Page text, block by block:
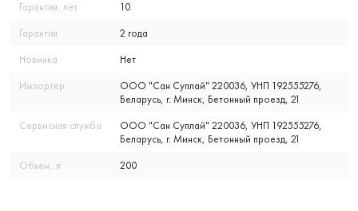
Гарантия, лет 10
Гарантия 2 года
Новинка Нет
Импортер
ООО "Сан Суплай" 220036, УНП 192555276,
Беларусь, г. Минск, Бетонный проезд, 21
Сервисная служба
ООО "Сан Суплай" 220036, УНП 192555276,
Беларусь, г. Минск, Бетонный проезд, 21
Объем, л 200